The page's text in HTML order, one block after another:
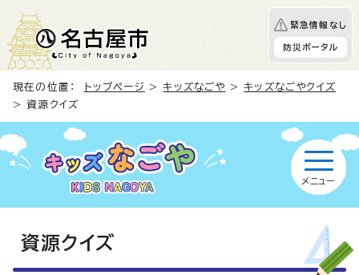
緊急情報なし
防災ポータル
現在の位置： トップページ >キッズなごや >キッズなごやクイズ
> 資源クイズ
メニュー
資源クイズ